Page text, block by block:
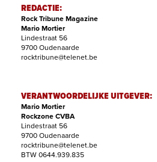
REDACTIE:
Rock Tribune Magazine
Mario Mortier
Lindestraat 56
9700 Oudenaarde
rocktribune@telenet.be
VERANTWOORDELIJKE UITGEVER:
Mario Mortier
Rockzone CVBA
Lindestraat 56
9700 Oudenaarde
rocktribune@telenet.be
BTW 0644.939.835